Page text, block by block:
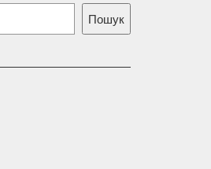
Пошук